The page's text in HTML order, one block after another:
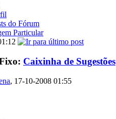
do Fórum
Particular
Caixinha de Sugestões
, 17-10-2008 01:55